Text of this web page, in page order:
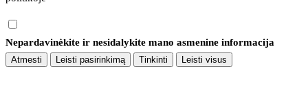
Nepardavinėkite ir nesidalykite mano asmenine informacija
Atmesti Leisti pasirinkimą Tinkinti Leisti visus